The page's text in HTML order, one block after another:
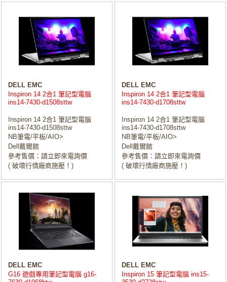
DELL EMC
Inspiron 14 2合1 筆記型電腦
ins14-7430-d1508sttw
Inspiron 14 2合1 筆記型電腦
ins14-7430-d1508sttw
NB筆電/平板/AIO>
Dell戴爾館
參考售價：請立即來電詢價
( 破壞行情廠商施壓！)
DELL EMC
Inspiron 14 2合1 筆記型電腦
ins14-7430-d1708sttw
Inspiron 14 2合1 筆記型電腦
ins14-7430-d1708sttw
NB筆電/平板/AIO>
Dell戴爾館
參考售價：請立即來電詢價
( 破壞行情廠商施壓！)
DELL EMC
G16 遊戲專用筆記型電腦 g16-
DELL EMC
Inspiron 15 筆記型電腦 ins15-